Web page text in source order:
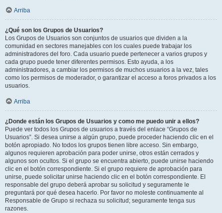
Arriba
¿Qué son los Grupos de Usuarios?
Los Grupos de Usuarios son conjuntos de usuarios que dividen a la
comunidad en sectores manejables con los cuales puede trabajar los
administradores del foro. Cada usuario puede pertenecer a varios grupos y
cada grupo puede tener diferentes permisos. Esto ayuda, a los
administradores, a cambiar los permisos de muchos usuarios a la vez, tales
como los permisos de moderador, o garantizar el acceso a foros privados a los
usuarios.
Arriba
¿Donde están los Grupos de Usuarios y como me puedo unir a ellos?
Puede ver todos los Grupos de usuarios a través del enlace “Grupos de
Usuarios”. Si desea unirse a algún grupo, puede proceder haciendo clic en el
botón apropiado. No todos los grupos tienen libre acceso. Sin embargo,
algunos requieren aprobación para poder unirse, otros están cerrados y
algunos son ocultos. Si el grupo se encuentra abierto, puede unirse haciendo
clic en el botón correspondiente. Si el grupo requiere de aprobación para
unirse, puede solicitar unirse haciendo clic en el botón correspondiente. El
responsable del grupo deberá aprobar su solicitud y seguramente le
preguntará por qué desea hacerlo. Por favor no moleste continuamente al
Responsable de Grupo si rechaza su solicitud; seguramente tenga sus
razones.